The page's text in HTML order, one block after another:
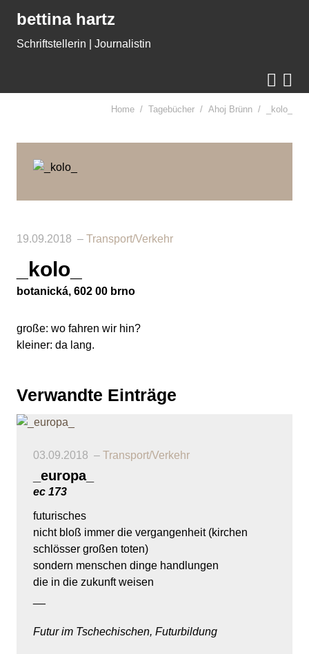
bettina hartz
Schriftstellerin | Journalistin
 
Home Tagebücher Ahoj Brünn _kolo_
19.09.2018 Transport/Verkehr
_kolo_
botanická, 602 00 brno
große: wo fahren wir hin?
kleiner: da lang.
Verwandte Einträge
03.09.2018 Transport/Verkehr
_europa_
ec 173
futurisches
nicht bloß immer die vergangenheit (kirchen
schlösser großen toten)
sondern menschen dinge handlungen
die in die zukunft weisen
Futur im Tschechischen, Futurbildung